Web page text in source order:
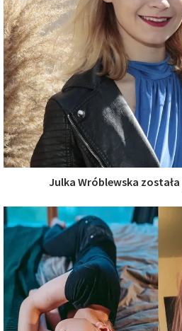
Julka Wróblewska